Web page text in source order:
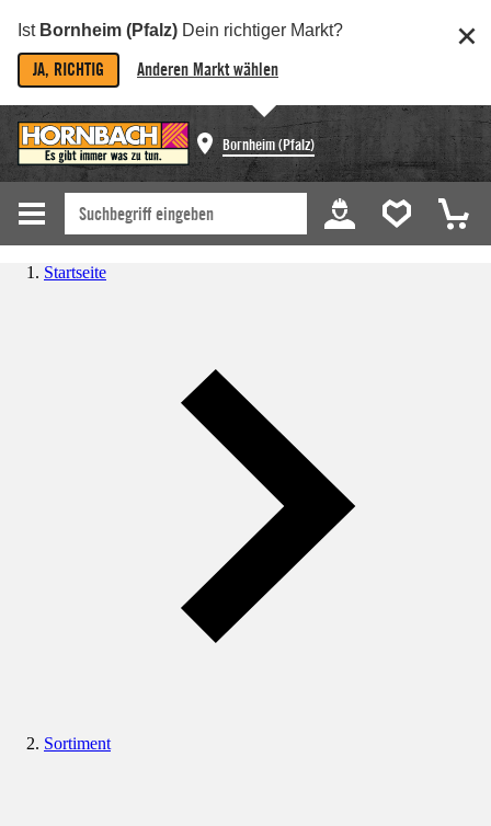
Ist Bornheim (Pfalz) Dein richtiger Markt?
JA, RICHTIG Anderen Markt wählen
Bornheim (Pfalz)
Startseite
Sortiment